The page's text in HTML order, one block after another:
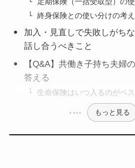
終身保険との使い分けの考
加入・見直しで失敗しがち
話し合うべきこと
【Q&A】共働き子持ち夫婦
答える
生命保険はいつ入るのがベ
もっと見る